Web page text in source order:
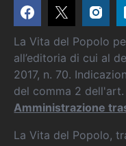
La Vita del Popolo
all’editoria di cui al
2017, n. 70.
del comma 2
Amministrazione
La Vita del Popolo,